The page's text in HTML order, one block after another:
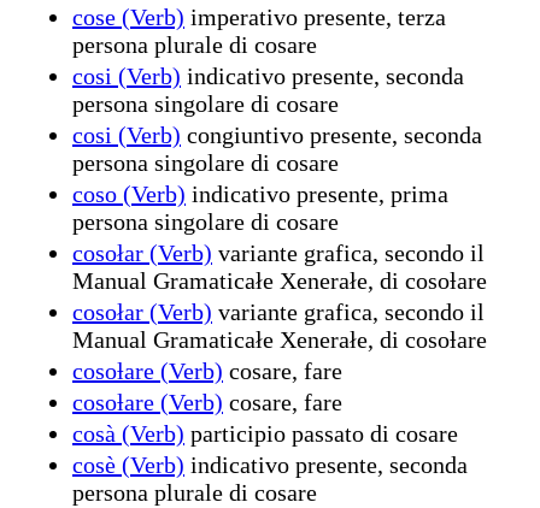
cose (Verb) imperativo presente, terza
persona plurale di cosare
cosi (Verb) indicativo presente, seconda
persona singolare di cosare
cosi (Verb) congiuntivo presente, seconda
persona singolare di cosare
coso (Verb) indicativo presente, prima
persona singolare di cosare
cosołar (Verb) variante grafica, secondo il
Manual Gramaticałe Xenerałe, di cosoƚare
cosołar (Verb) variante grafica, secondo il
Manual Gramaticałe Xenerałe, di cosoƚare
cosoƚare (Verb) cosare, fare
cosoƚare (Verb) cosare, fare
cosà (Verb) participio passato di cosare
cosè (Verb) indicativo presente, seconda
persona plurale di cosare